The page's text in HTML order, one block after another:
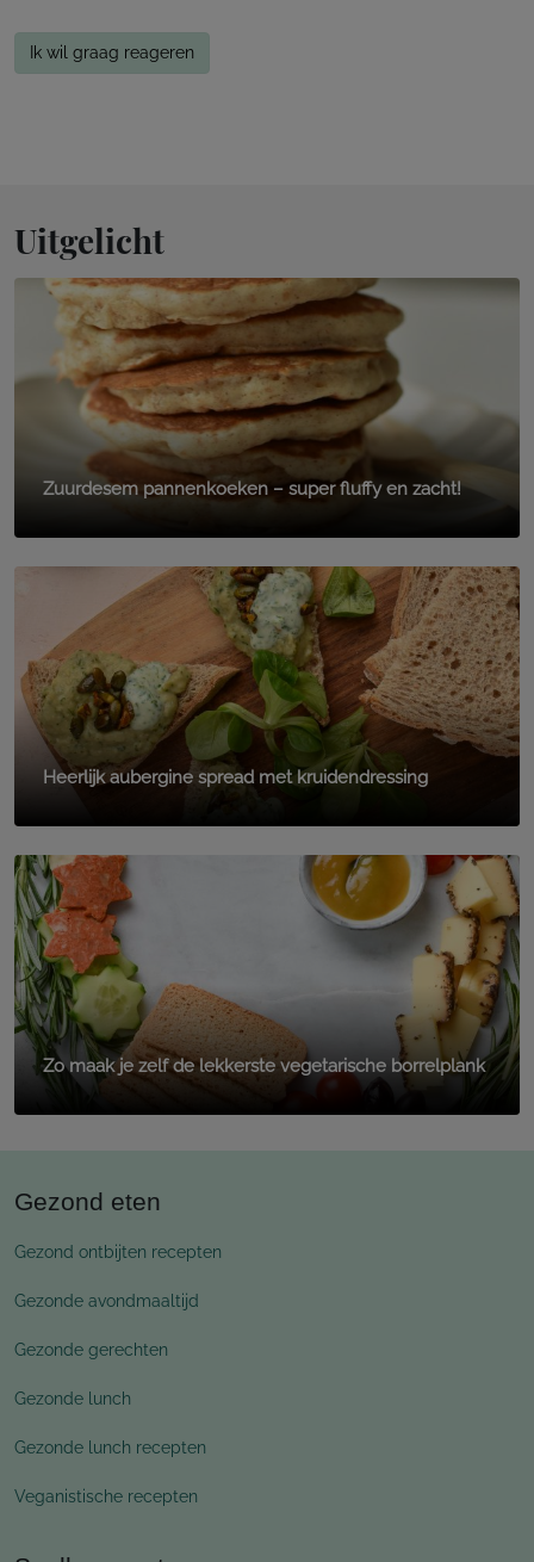
Ik wil graag reageren
Uitgelicht
Zuurdesem pannenkoeken – super fluffy en zacht!
Heerlijk aubergine spread met kruidendressing
Zo maak je zelf de lekkerste vegetarische borrelplank
Gezond eten
Gezond ontbijten recepten
Gezonde avondmaaltijd
Gezonde gerechten
Gezonde lunch
Gezonde lunch recepten
Veganistische recepten